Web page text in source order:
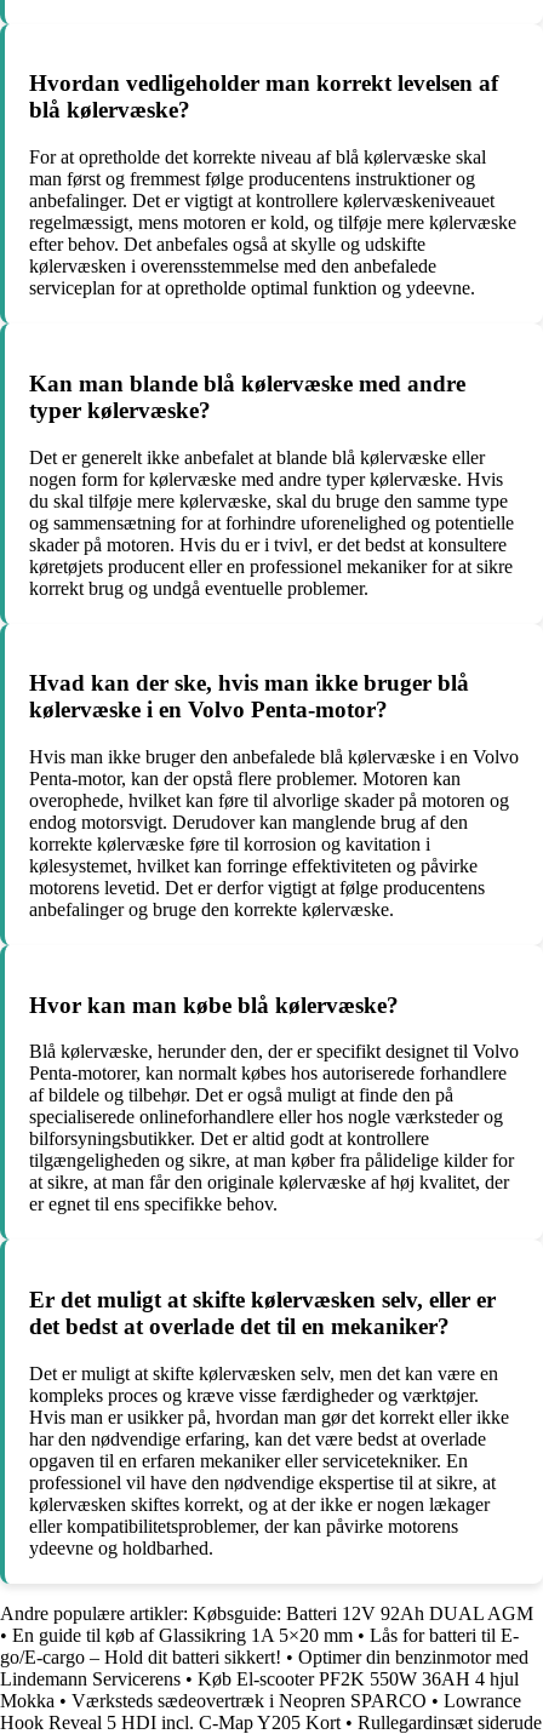
Hvordan vedligeholder man korrekt levelsen af
blå kølervæske?
For at opretholde det korrekte niveau af blå kølervæske skal
man først og fremmest følge producentens instruktioner og
anbefalinger. Det er vigtigt at kontrollere kølervæskeniveauet
regelmæssigt, mens motoren er kold, og tilføje mere kølervæske
efter behov. Det anbefales også at skylle og udskifte
kølervæsken i overensstemmelse med den anbefalede
serviceplan for at opretholde optimal funktion og ydeevne.
Kan man blande blå kølervæske med andre
typer kølervæske?
Det er generelt ikke anbefalet at blande blå kølervæske eller
nogen form for kølervæske med andre typer kølervæske. Hvis
du skal tilføje mere kølervæske, skal du bruge den samme type
og sammensætning for at forhindre uforenelighed og potentielle
skader på motoren. Hvis du er i tvivl, er det bedst at konsultere
køretøjets producent eller en professionel mekaniker for at sikre
korrekt brug og undgå eventuelle problemer.
Hvad kan der ske, hvis man ikke bruger blå
kølervæske i en Volvo Penta-motor?
Hvis man ikke bruger den anbefalede blå kølervæske i en Volvo
Penta-motor, kan der opstå flere problemer. Motoren kan
overophede, hvilket kan føre til alvorlige skader på motoren og
endog motorsvigt. Derudover kan manglende brug af den
korrekte kølervæske føre til korrosion og kavitation i
kølesystemet, hvilket kan forringe effektiviteten og påvirke
motorens levetid. Det er derfor vigtigt at følge producentens
anbefalinger og bruge den korrekte kølervæske.
Hvor kan man købe blå kølervæske?
Blå kølervæske, herunder den, der er specifikt designet til Volvo
Penta-motorer, kan normalt købes hos autoriserede forhandlere
af bildele og tilbehør. Det er også muligt at finde den på
specialiserede onlineforhandlere eller hos nogle værksteder og
bilforsyningsbutikker. Det er altid godt at kontrollere
tilgængeligheden og sikre, at man køber fra pålidelige kilder for
at sikre, at man får den originale kølervæske af høj kvalitet, der
er egnet til ens specifikke behov.
Er det muligt at skifte kølervæsken selv, eller er
det bedst at overlade det til en mekaniker?
Det er muligt at skifte kølervæsken selv, men det kan være en
kompleks proces og kræve visse færdigheder og værktøjer.
Hvis man er usikker på, hvordan man gør det korrekt eller ikke
har den nødvendige erfaring, kan det være bedst at overlade
opgaven til en erfaren mekaniker eller servicetekniker. En
professionel vil have den nødvendige ekspertise til at sikre, at
kølervæsken skiftes korrekt, og at der ikke er nogen lækager
eller kompatibilitetsproblemer, der kan påvirke motorens
ydeevne og holdbarhed.
Andre populære artikler: Købsguide: Batteri 12V 92Ah DUAL AGM
• En guide til køb af Glassikring 1A 5×20 mm • Lås for batteri til E-
go/E-cargo – Hold dit batteri sikkert! • Optimer din benzinmotor med
Lindemann Servicerens • Køb El-scooter PF2K 550W 36AH 4 hjul
Mokka • Værksteds sædeovertræk i Neopren SPARCO • Lowrance
Hook Reveal 5 HDI incl. C-Map Y205 Kort • Rullegardinsæt siderude